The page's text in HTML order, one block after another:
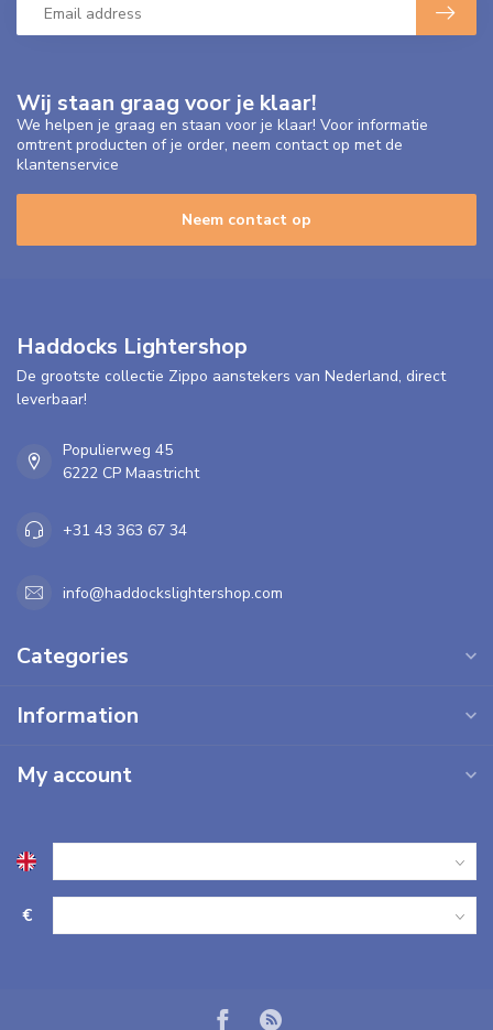
Wij staan graag voor je klaar!
We helpen je graag en staan voor je klaar! Voor informatie
omtrent producten of je order, neem contact op met de
klantenservice
Neem contact op
Haddocks Lightershop
De grootste collectie Zippo aanstekers van Nederland, direct
leverbaar!
Populierweg 45
6222 CP Maastricht
+31 43 363 67 34
info@haddockslightershop.com
Categories
Information
My account
€